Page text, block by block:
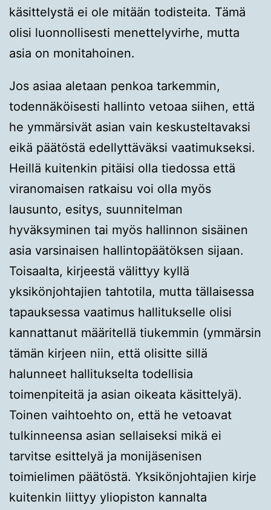
käsittelystä ei ole mitään todisteita. Tämä
olisi luonnollisesti menettelyvirhe, mutta
asia on monitahoinen.
Jos asiaa aletaan penkoa tarkemmin,
todennäköisesti hallinto vetoaa siihen, että
he ymmärsivät asian vain keskusteltavaksi
eikä päätöstä edellyttäväksi vaatimukseksi.
Heillä kuitenkin pitäisi olla tiedossa että
viranomaisen ratkaisu voi olla myös
lausunto, esitys, suunnitelman
hyväksyminen tai myös hallinnon sisäinen
asia varsinaisen hallintopäätöksen sijaan.
Toisaalta, kirjeestä välittyy kyllä
yksikönjohtajien tahtotila, mutta tällaisessa
tapauksessa vaatimus hallitukselle olisi
kannattanut määritellä tiukemmin (ymmärsin
tämän kirjeen niin, että olisitte sillä
halunneet hallitukselta todellisia
toimenpiteitä ja asian oikeata käsittelyä).
Toinen vaihtoehto on, että he vetoavat
tulkinneensa asian sellaiseksi mikä ei
tarvitse esittelyä ja monijäsenisen
toimielimen päätöstä. Yksikönjohtajien kirje
kuitenkin liittyy yliopiston kannalta